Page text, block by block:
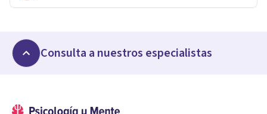
Consulta a nuestros especialistas